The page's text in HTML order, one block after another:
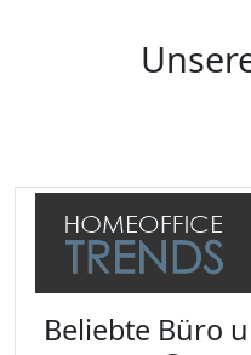
Beliebte Büro